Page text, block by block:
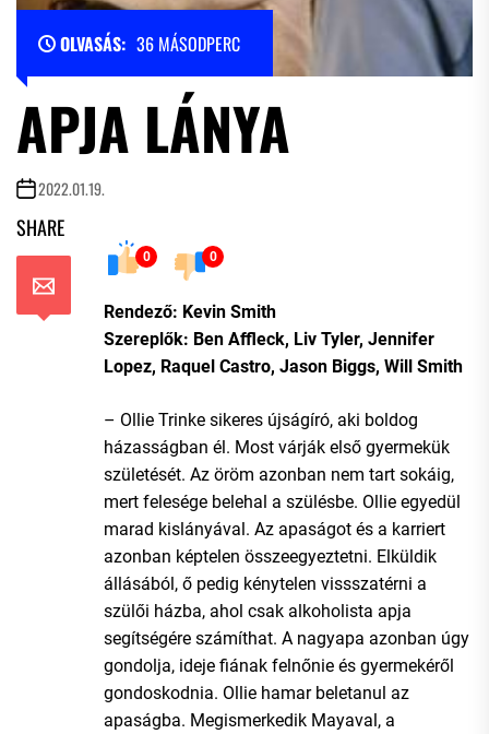
OLVASÁS: 36 MÁSODPERC
APJA LÁNYA
2022.01.19.
SHARE
0 0
Rendező: Kevin Smith
Szereplők: Ben Affleck, Liv Tyler, Jennifer
Lopez, Raquel Castro, Jason Biggs, Will Smith
– Ollie Trinke sikeres újságíró, aki boldog
házasságban él. Most várják első gyermekük
születését. Az öröm azonban nem tart sokáig,
mert felesége belehal a szülésbe. Ollie egyedül
marad kislányával. Az apaságot és a karriert
azonban képtelen összeegyeztetni. Elküldik
állásából, ő pedig kénytelen vissszatérni a
szülői házba, ahol csak alkoholista apja
segítségére számíthat. A nagyapa azonban úgy
gondolja, ideje fiának felnőnie és gyermekéről
gondoskodnia. Ollie hamar beletanul az
apaságba. Megismerkedik Mayaval, a